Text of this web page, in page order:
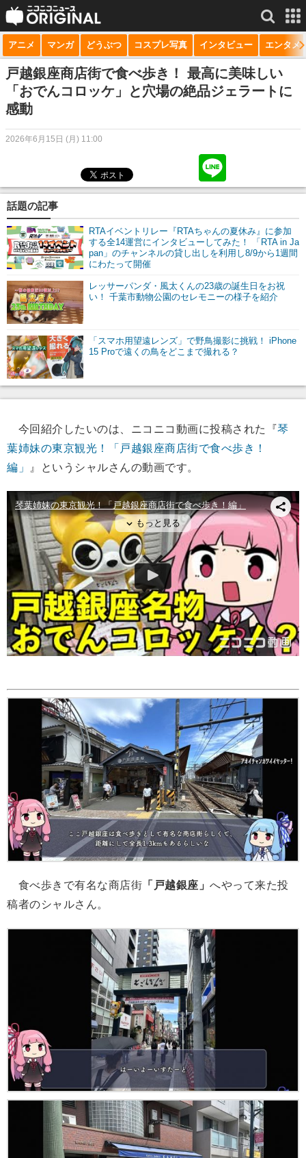
サービス一覧 もっと見る
niconico
動画
生放送
マンガ
ニコニコQ
アニメ マンガ どうぶつ コスプレ写真 インタビュー エンタメ
戸越銀座商店街で食べ歩き！ 最高に美味しい
「おでんコロッケ」と穴場の絶品ジェラートに
感動
2026年6月15日 (月) 11:00
話題の記事
RTAイベントリレー『RTAちゃんの夏休み』に参加
する全14運営にインタビューしてみた！ 「RTA in Ja
pan」のチャンネルの貸し出しを利用し8/9から1週間
にわたって開催
レッサーパンダ・風太くんの23歳の誕生日をお祝
い！ 千葉市動物公園のセレモニーの様子を紹介
「スマホ用望遠レンズ」で野鳥撮影に挑戦！ iPhone
15 Proで遠くの鳥をどこまで撮れる？
今回紹介したいのは、ニコニコ動画に投稿された『琴
葉姉妹の東京観光！「戸越銀座商店街で食べ歩き！
編」
』というシャルさんの動画です。
食べ歩きで有名な商店街 「戸越銀座」 へやって来た投
稿者のシャルさん。